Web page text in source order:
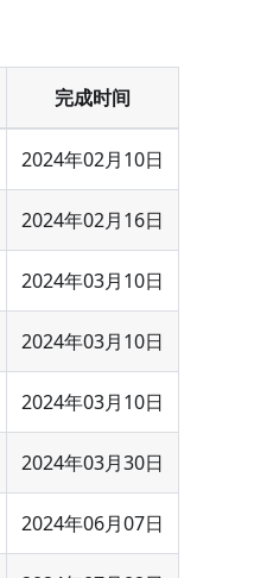
完成时间
2024年02月10日
2024年02月16日
2024年03月10日
2024年03月10日
2024年03月10日
2024年03月30日
2024年06月07日